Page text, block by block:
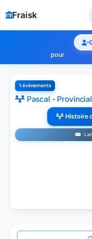
Fraisk
pour
1 évènements
Pascal -
Histoire